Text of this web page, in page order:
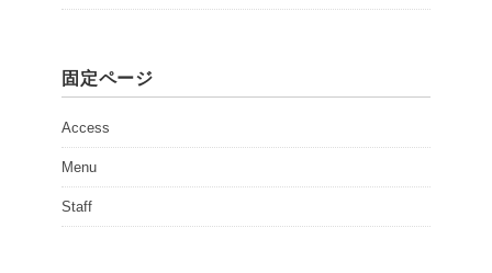
固定ページ
Access
Menu
Staff